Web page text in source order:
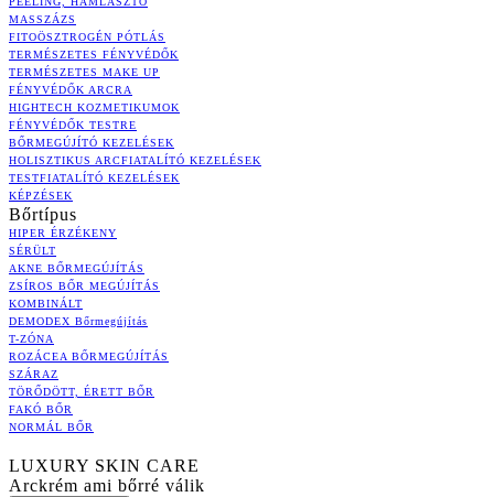
MASSZÁZS
FITOÖSZTROGÉN PÓTLÁS
TERMÉSZETES FÉNYVÉDŐK
TERMÉSZETES MAKE UP
FÉNYVÉDŐK ARCRA
HIGHTECH KOZMETIKUMOK
FÉNYVÉDŐK TESTRE
BŐRMEGÚJÍTÓ KEZELÉSEK
HOLISZTIKUS ARCFIATALÍTÓ KEZELÉSEK
TESTFIATALÍTÓ KEZELÉSEK
KÉPZÉSEK
Bőrtípus
HIPER ÉRZÉKENY
SÉRÜLT
AKNE BŐRMEGÚJÍTÁS
ZSÍROS BŐR MEGÚJÍTÁS
KOMBINÁLT
DEMODEX Bőrmegújítás
T-ZÓNA
ROZÁCEA BŐRMEGÚJÍTÁS
SZÁRAZ
TÖRŐDÖTT, ÉRETT BŐR
FAKÓ BŐR
NORMÁL BŐR
LUXURY SKIN CARE
Arckrém ami bőrré válik